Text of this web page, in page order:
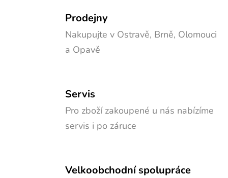
Prodejny
Nakupujte v Ostravě, Brně, Olomouci
a Opavě
Servis
Pro zboží zakoupené u nás nabízíme
servis i po záruce
Velkoobchodní spolupráce